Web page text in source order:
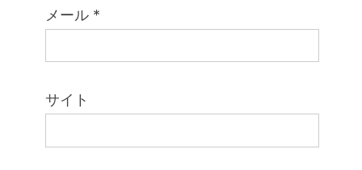
メール *
サイト